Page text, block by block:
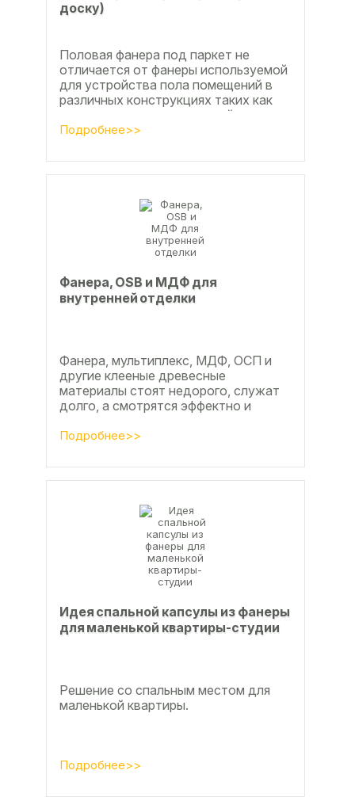
доску)
Половая фанера под паркет не
отличается от фанеры используемой
для устройства пола помещений в
различных конструкциях таких как
ламинат из ламинированной
паркетной доски, а так же...
Подробнее>>
Фанера, OSB и МДФ для
внутренней отделки
Фанера, мультиплекс, МДФ, ОСП и
другие клееные древесные
материалы стоят недорого, служат
долго, а смотрятся эффектно и
Подробнее>>
Идея спальной капсулы из фанеры
для маленькой квартиры-студии
Решение со спальным местом для
маленькой квартиры.
Подробнее>>